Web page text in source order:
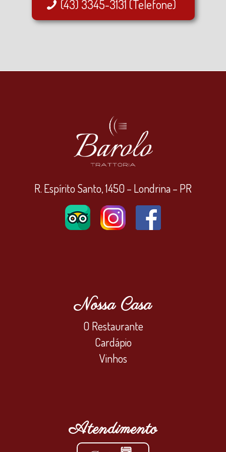
(43) 3345-3131 (Telefone)
R. Espírito Santo, 1450 – Londrina – PR
Nossa Casa
O Restaurante
Cardápio
Vinhos
Atendimento